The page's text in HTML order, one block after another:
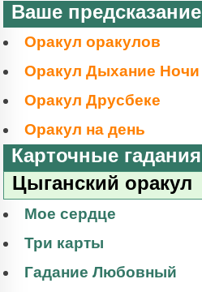
Ваше предсказание
Оракул оракулов
Оракул Дыхание Ночи
Оракул Друсбеке
Оракул на день
Карточные гадания
Цыганский оракул
Мое сердце
Три карты
Гадание Любовный